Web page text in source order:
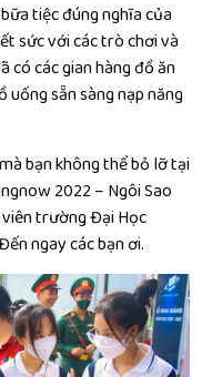
tiệc đúng nghĩa của
sức với các trò chơi và
có các gian hàng đồ ăn
sẵn sàng nạp năng
bạn không thể bỏ lỡ tại
2022 – Ngôi Sao
trường Đại Học
ngay các bạn ơi.